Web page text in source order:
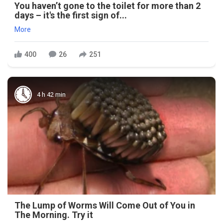
You haven’t gone to the toilet for more than 2
days – it's the first sign of...
More
400 26 251
4 h 42 min
The Lump of Worms Will Come Out of You in
The Morning. Try it